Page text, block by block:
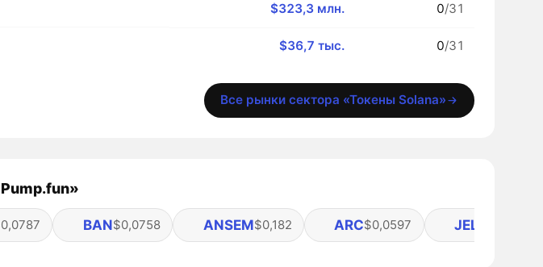
$323,3 млн. 0/31
$36,7 тыс. 0/31
Все рынки сектора «Токены Solana»
BAN$0,0758 ANSEM$0,182 ARC$0,0597 JELLYJELLY